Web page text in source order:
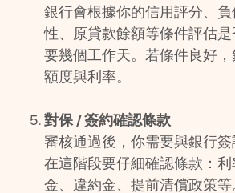
銀行會根據你的信用評分、
性、原貸款餘額等條件評估
要幾個工作天。若條件良好
額度與利率。
對保 / 簽約確認條款
審核通過後，你需要與銀行簽
在這階段要仔細確認條款：
金、違約金、提前清償政策